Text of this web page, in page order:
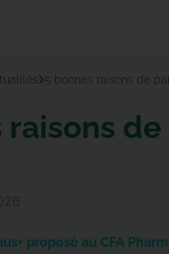
5 bonnes raisons de
raisons
proposé au CFA